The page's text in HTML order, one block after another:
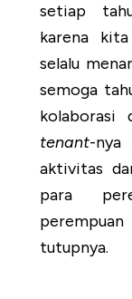
setiap
karena
selalu
semoga
kolaborasi
tenant-nya
aktivitas
para
tutupnya.